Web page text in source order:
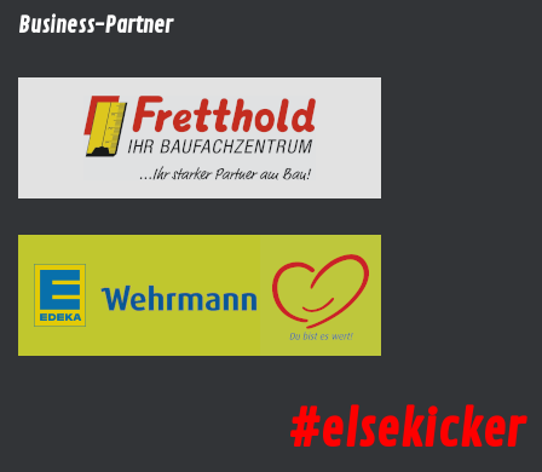
Business-Partner
#elsekicker